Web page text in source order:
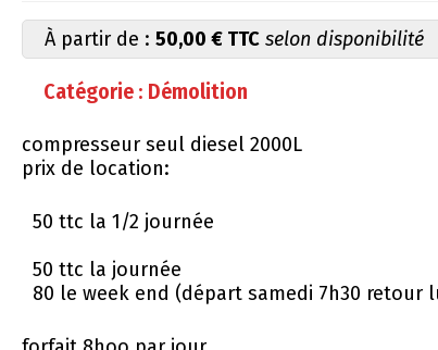
À partir de : 50,00 € TTC selon disponibilité
Catégorie : Démolition
compresseur seul diesel 2000L
prix de location:
50 ttc la 1/2 journée
50 ttc la journée
80 le week end (départ samedi 7h30 retour